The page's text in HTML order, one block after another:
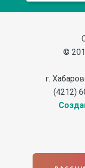
©
г.
(4212)